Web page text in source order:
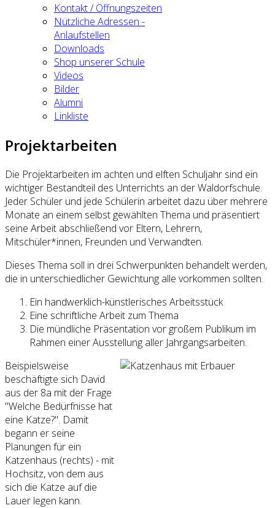
Kontakt / Öffnungszeiten
Nützliche Adressen -
Anlaufstellen
Downloads
Shop unserer Schule
Videos
Bilder
Alumni
Linkliste
Projektarbeiten
Die Projektarbeiten im achten und elften Schuljahr sind ein
wichtiger Bestandteil des Unterrichts an der Waldorfschule.
Jeder Schüler und jede Schülerin arbeitet dazu über mehrere
Monate an einem selbst gewählten Thema und präsentiert
seine Arbeit abschließend vor Eltern, Lehrern,
Mitschüler*innen, Freunden und Verwandten.
Dieses Thema soll in drei Schwerpunkten behandelt werden,
die in unterschiedlicher Gewichtung alle vorkommen sollten.
Ein handwerklich-künstlerisches Arbeitsstück
Eine schriftliche Arbeit zum Thema
Die mündliche Präsentation vor großem Publikum im
Rahmen einer Ausstellung aller Jahrgangsarbeiten.
Beispielsweise
beschäftigte sich David
aus der 8a mit der Frage
"Welche Bedürfnisse hat
eine Katze?". Damit
begann er seine
Planungen für ein
Katzenhaus (rechts) - mit
Hochsitz, von dem aus
sich die Katze auf die
Lauer legen kann.